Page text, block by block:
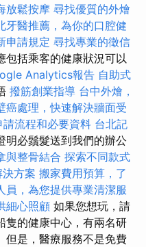
放鬆按摩 尋找優質的外燴
牙醫推薦，為你的口腔健
申請規定 尋找專業的徵信
包括乘客的健康狀況可以
Analytics報告 自助式
撥筋創業指導 台中外燴，
癌處理，快速解決牆面受
流程和必要資料 台北記
明必鬚髮送到我們的辦公
與整骨結合 探索不同款式
方案 搬家費用預算，了
員，為您提供專業清潔服
細心照顧 如果您想玩，請
隻的健康中心，有兩名研
但是，醫療服務不是免費